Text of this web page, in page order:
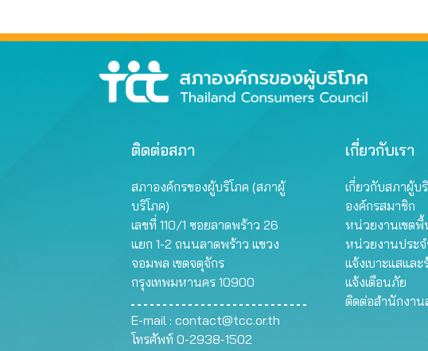
ติดต่อสภา
สภาองค์กรของผู้บริโภค (สภาผู้
บริโภค)
เลขที่ 110/1 ซอยลาดพร้าว 26
แยก 1-2 ถนนลาดพร้าว แขวง
จอมพล เขตจตุจักร
กรุงเทพมหานคร 10900
E-mail : contact@tcc.or.th
โทรศัพท์ 0-2938-1502
เกี่ยวกับเรา
เกี่ยวกับสภาผู้บ
องค์กรสมาชิก
หน่วยงานเขต
หน่วยงานประ
แจ้งเบาะแสแล
แจ้งเตือนภัย
ติดต่อสำนักงาน